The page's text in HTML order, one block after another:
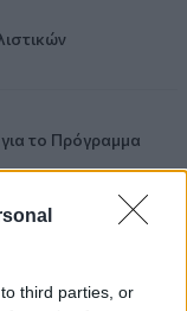
third parties, or
το Πρόγραμμα
καμένων